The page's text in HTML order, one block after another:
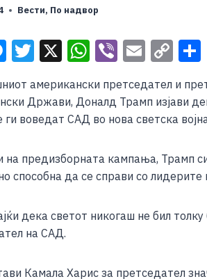
Вести, По надвор
M
ss
e
g
er
T
tt
er
X W
at
s
p
p
Vi
er
E
ai
l
C
p
y
n
k
американски претседател и
Држави, Доналд Трамп изјави
ги воведат САД во нова светска
на предизборната кампања, Трамп
способна да се справи со
дека светот никогаш не бил
на САД.
Камала Харис за претседател